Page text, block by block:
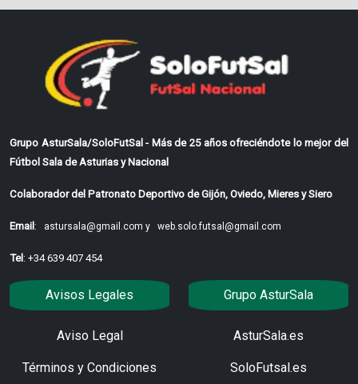
Grupo AsturSala/SoloFutSal - Más de 25 años ofreciéndote lo mejor del
Fútbol Sala de Asturias y Nacional
Colaborador del Patronato Deportivo de Gijón, Oviedo, Mieres y Siero
Email: astursala@gmail.com y web.solo.futsal@gmail.com
Tel: +34 639 407 454
Avisos Legales
Aviso Legal
Términos y Condiciones
Grupo AsturSala
AsturSala.es
SoloFutsal.es